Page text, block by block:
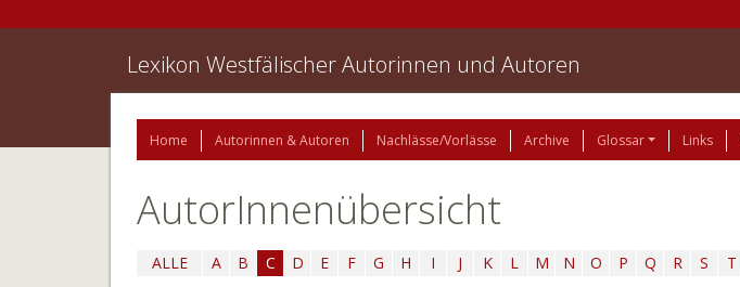
Lexikon Westfälischer Autorinnen und Autoren
Home Autorinnen & Autoren Nachlässe/Vorlässe Archive Glossar Links
AutorInnenübersicht
ALLE A B C D E F G H I J K L M N O P Q R S T